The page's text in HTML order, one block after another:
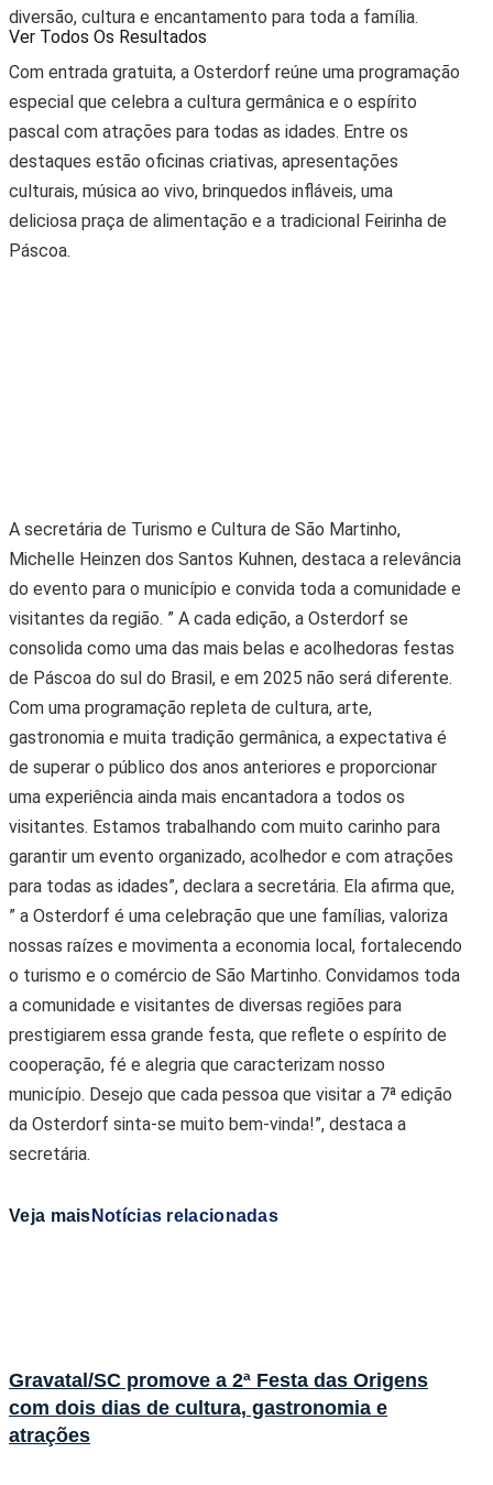
Ver Todos Os Resultados
diversão, cultura e encantamento para toda a família.
Com entrada gratuita, a Osterdorf reúne uma programação
especial que celebra a cultura germânica e o espírito
pascal com atrações para todas as idades. Entre os
destaques estão oficinas criativas, apresentações
culturais, música ao vivo, brinquedos infláveis, uma
deliciosa praça de alimentação e a tradicional Feirinha de
Páscoa.
A secretária de Turismo e Cultura de São Martinho,
Michelle Heinzen dos Santos Kuhnen, destaca a relevância
do evento para o município e convida toda a comunidade e
visitantes da região. ” A cada edição, a Osterdorf se
consolida como uma das mais belas e acolhedoras festas
de Páscoa do sul do Brasil, e em 2025 não será diferente.
Com uma programação repleta de cultura, arte,
gastronomia e muita tradição germânica, a expectativa é
de superar o público dos anos anteriores e proporcionar
uma experiência ainda mais encantadora a todos os
visitantes. Estamos trabalhando com muito carinho para
garantir um evento organizado, acolhedor e com atrações
para todas as idades”, declara a secretária. Ela afirma que,
” a Osterdorf é uma celebração que une famílias, valoriza
nossas raízes e movimenta a economia local, fortalecendo
o turismo e o comércio de São Martinho. Convidamos toda
a comunidade e visitantes de diversas regiões para
prestigiarem essa grande festa, que reflete o espírito de
cooperação, fé e alegria que caracterizam nosso
município. Desejo que cada pessoa que visitar a 7ª edição
da Osterdorf sinta-se muito bem-vinda!”, destaca a
secretária.
Veja mais Notícias relacionadas
Gravatal/SC promove a 2ª Festa das Origens
com dois dias de cultura, gastronomia e
atrações